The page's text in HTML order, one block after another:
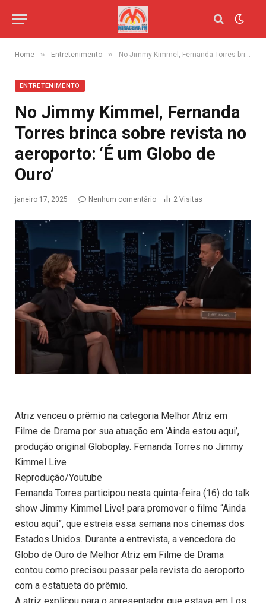
Home » Entretenimento » No Jimmy Kimmel, Fernanda Torres brinca sobre revista no aeroporto: ‘É um Globo de Ouro’
ENTRETENIMENTO
No Jimmy Kimmel, Fernanda
Torres brinca sobre revista no
aeroporto: ‘É um Globo de
Ouro’
janeiro 17, 2025 Nenhum comentário 2 Visitas
Atriz venceu o prêmio na categoria Melhor Atriz em
Filme de Drama por sua atuação em ‘Ainda estou aqui’,
produção original Globoplay. Fernanda Torres no Jimmy
Kimmel Live
Reprodução/Youtube
Fernanda Torres participou nesta quinta-feira (16) do talk
show Jimmy Kimmel Live! para promover o filme “Ainda
estou aqui”, que estreia essa semana nos cinemas dos
Estados Unidos. Durante a entrevista, a vencedora do
Globo de Ouro de Melhor Atriz em Filme de Drama
contou como precisou passar pela revista do aeroporto
com a estatueta do prêmio.